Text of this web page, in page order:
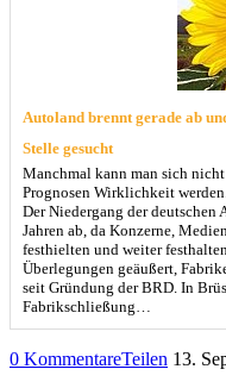
Autoland brennt gerade ab
Stelle gesucht
Manchmal kann man sich
Prognosen Wirklichkeit
Der Niedergang der
Jahren ab, da Konzerne,
festhielten und weiter
Überlegungen geäußert,
seit Gründung der BRD. In
Fabrikschließung…
0 KommentareTeilen 13.